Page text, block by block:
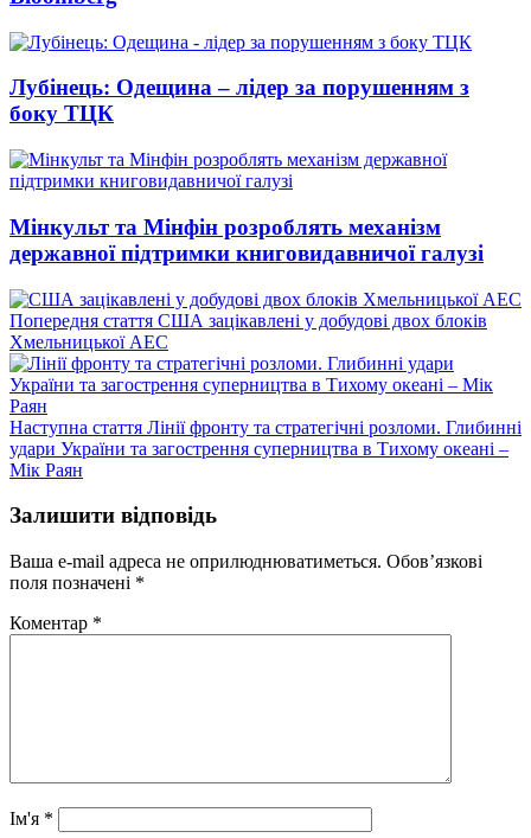
Лубінець: Одещина – лідер за порушенням з
боку ТЦК
Мінкульт та Мінфін розроблять механізм
державної підтримки книговидавничої галузі
Попередня стаття Попередній
запис:
США зацікавлені у добудові двох блоків
Хмельницької АЕС
Наступна стаття Наступний
запис:
Лінії фронту та стратегічні розломи. Глибинні
удари України та загострення суперництва в Тихому океані –
Мік Раян
Залишити відповідь
Ваша e-mail адреса не оприлюднюватиметься. Обов’язкові
поля позначені *
Коментар *
Ім'я *